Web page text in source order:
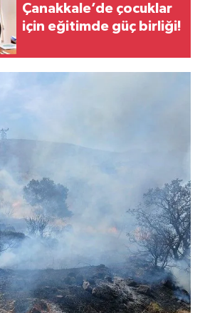
Çanakkale’de çocuklar
için eğitimde güç birliği!